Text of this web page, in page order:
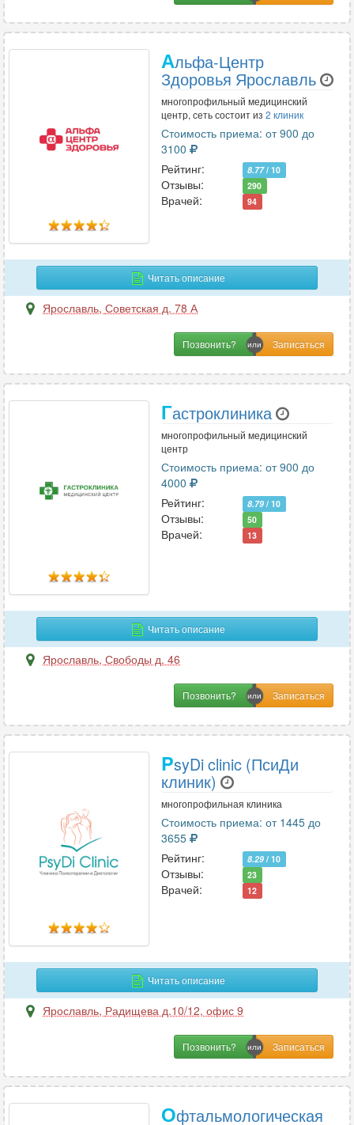
Альфа-Центр
Здоровья Ярославль
многопрофильный медицинский
центр, сеть состоит из 2 клиник
Стоимость приема: от 900 до
3100
Рейтинг:
8.77/ 10
Отзывы: 290
Врачей: 94
Читать описание
Ярославль, Советская д. 78 А
Позвонить?
Гастроклиника
многопрофильный медицинский
центр
Стоимость приема: от 900 до
4000
Рейтинг:
8.79 / 10
Отзывы: 50
Врачей: 13
Читать описание
Ярославль, Свободы д. 46
Позвонить?
PsyDi clinic (ПсиДи
клиник)
многопрофильная клиника
Стоимость приема: от 1445 до
3655
Рейтинг:
8.29 / 10
Отзывы: 23
Врачей: 12
Читать описание
Ярославль, Радищева д.10/12, офис 9
Позвонить?
Офтальмологическая